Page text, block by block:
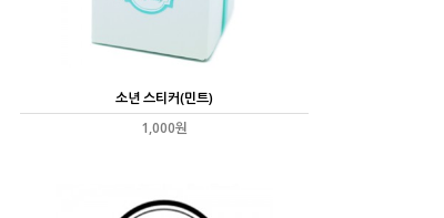
소년 스티커(민트)
1,000원